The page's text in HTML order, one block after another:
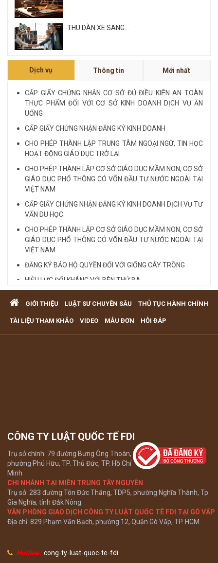
THU DÀN XE SANG...
NỘI QUY VÀ QUY CHẾ CÔNG TY LUẬT QUỐC
LUẬT SƯ CHUYÊN VỀ HÌNH SỰ...
Xem tất cả
Dịch vụ Thông tin Mới nhất
CẤP GIẤY CHỨNG NHẬN CƠ SỞ ĐỦ ĐIỀU KIỆN AN TOÀN
THỰC PHẨM ĐỐI VỚI CƠ SỞ KINH DOANH DỊCH VỤ ĂN
UỐNG
CẤP GIẤY CHỨNG NHẬN ĐĂNG KÝ KINH DOANH
CHO PHÉP THÀNH LẬP TRUNG TÂM NGOẠI NGỮ, TIN HỌC
HOẠT ĐỘNG GIÁO DỤC TRỞ LẠI
CHO PHÉP THÀNH LẬP CƠ SỞ GIÁO DỤC MẦM NON, CƠ SỞ
GIÁO DỤC PHỔ THÔNG CÓ VỐN ĐẦU TƯ NƯỚC NGOÀI TẠI
VIỆT NAM
CẤP GIẤY CHỨNG NHẬN ĐĂNG KÝ KINH DOANH DỊCH VỤ TƯ
VẤN DU HỌC
CHO PHÉP THÀNH LẬP CƠ SỞ GIÁO DỤC MẦM NON, CƠ SỞ
GIÁO DỤC PHỔ THÔNG CÓ VỐN ĐẦU TƯ NƯỚC NGOÀI TẠI
VIỆT NAM
ĐĂNG KÝ BẢO HỘ QUYỀN ĐỐI VỚI GIỐNG CÂY TRỒNG
HIỆU LỰC ĐỐI KHÁNG VỚI BÊN THỨ BA
với đất
VĂN PHÒNG LUẬT SƯ TƯ VẤN MIỄN PHÍ QUA ĐIỆN THOẠI
GIỚI THIỆU LUẬT SƯ CHUYÊN SÂU THỦ TỤC HÀNH CHÍNH
TÀI LIỆU THAM KHẢO VIDEO MẪU ĐƠN HỎI ĐÁP
CÔNG TY LUẬT QUỐC TẾ FDI
Trụ sở chính: 79 đường Bưng Ông Thoàn,
phường Phú Hữu, TP. Thủ Đức, TP. Hồ Chí
Minh
CHI NHÁNH TẠI MIỀN TRUNG TÂY NGUYÊN
Trụ sở: 283 đường Tôn Đức Thắng, TDP5, phường Nghĩa Thành, Tp.
Gia Nghĩa, tỉnh Đắk Nông.
VĂN PHÒNG GIAO DỊCH CÔNG TY LUẬT QUỐC TÊ FDI TẠI GÒ VẤP
Địa chỉ: 829 Phạm Văn Bạch, phường 12, Quận Gò Vấp, TP. HCM
Hotline: cong-ty-luat-quoc-te-fdi